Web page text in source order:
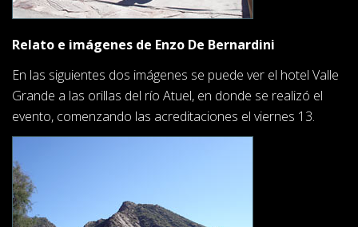
Relato e imágenes de Enzo De Bernardini
En las siguientes dos imágenes se puede ver el hotel Valle
Grande a las orillas del río Atuel, en donde se realizó el
evento, comenzando las acreditaciones el viernes 13.